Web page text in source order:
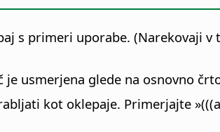
s primeri uporabe. (Narekovaji v
usmerjena glede na osnovno
kot oklepaje. Primerjajte